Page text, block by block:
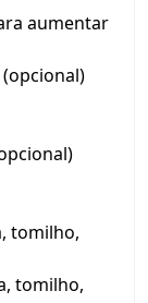
aumentar
tomilho,
tomilho,